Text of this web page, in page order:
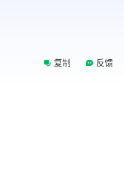
复制 反馈